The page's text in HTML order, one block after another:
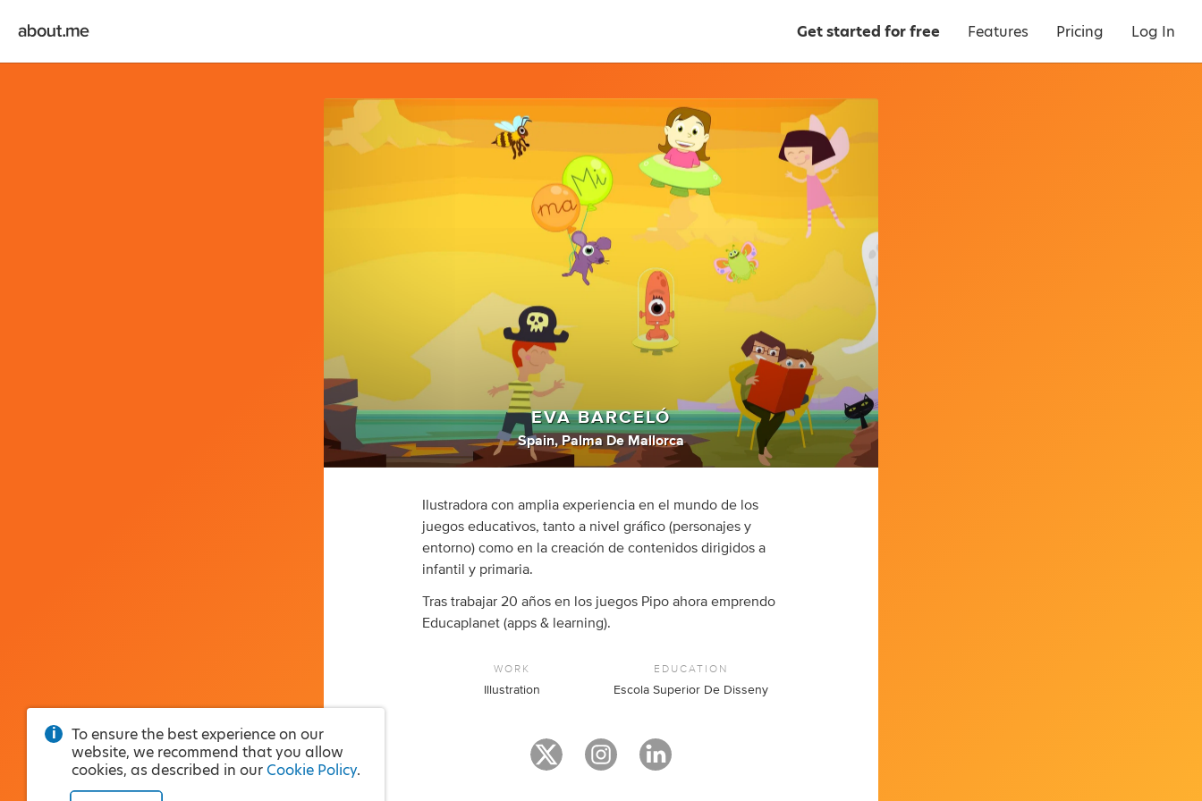
Get started for free Features Pricing Log In
EVA BARCELÓ
Spain, Palma De Mallorca
Ilustradora con amplia experiencia en el mundo de los
juegos educativos, tanto a nivel gráfico (personajes y
entorno) como en la creación de contenidos dirigidos a
infantil y primaria.
Tras trabajar 20 años en los juegos Pipo ahora emprendo
Educaplanet (apps & learning).
WORK
Illustration
EDUCATION
Escola Superior De Disseny
To ensure the best experience on our
website, we recommend that you allow
cookies, as described in our Cookie Policy.